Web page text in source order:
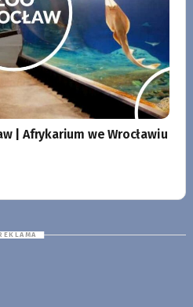
| Afrykarium we Wrocławiu